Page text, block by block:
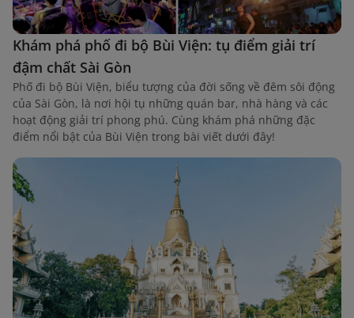
Khám phá phố đi bộ Bùi Viện: tụ điểm giải trí
đậm chất Sài Gòn
Phố đi bộ Bùi Viện, biểu tượng của đời sống về đêm sôi động
của Sài Gòn, là nơi hội tụ những quán bar, nhà hàng và các
hoạt động giải trí phong phú. Cùng khám phá những đặc
điểm nổi bật của Bùi Viện trong bài viết dưới đây!